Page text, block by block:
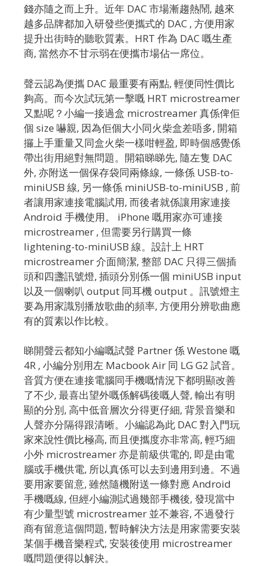
錢亦隨之而上升。近年 DAC 市場漸趨熱鬧, 越來
越多品牌都加入研發些便攜式的 DAC , 方便用家
提升出街時的聽歌質素。HRT 作為 DAC 嘅生產
商, 當然亦不甘示弱在便攜市場佔一席位。
聲云認為便攜 DAC 最重要有兩點, 輕便同性價比
夠高。而今次試玩第一擊嘅 HRT microstreamer
又點呢？小編一接過盒 microstreamer 真係俾佢
個 size 嚇親, 因為佢個大小同火柴盒差唔多, 開箱
攞上手重量又同盒火柴一樣咁輕盈, 即時個感覺係
帶出街用絕對無問題。開箱睇睇先, 隨左隻 DAC
外, 亦附送一個保存袋同兩條線, 一條係 USB-to-
miniUSB 線, 另一條係 miniUSB-to-miniUSB , 前
者讓用家連接電腦試用, 而後者就係讓用家連接
Android 手機使用。 iPhone 嘅用家亦可連接
microstreamer , 但需要另行購買一條
lightening-to-miniUSB 線。設計上 HRT
microstreamer 介面簡潔, 整部 DAC 只得三個插
頭和四盞訊號燈, 插頭分別係一個 miniUSB input
以及一個喇叭 output 同耳機 output 。訊號燈主
要為用家識別播放歌曲的頻率, 方便用分辨歌曲應
有的質素以作比較。
睇開聲云都知小編嘅試聲 Partner 係 Westone 嘅
4R , 小編分別用左 Macbook Air 同 LG G2 試音。
音質方便在連接電腦同手機嘅情況下都明顯改善
了不少, 最喜出望外嘅係解碼後嘅人聲, 輸出有明
顯的分別, 高中低音層次分得更仔細, 背景音樂和
人聲亦分隔得跟清晰。小編認為此 DAC 對入門玩
家來說性價比極高, 而且便攜度亦非常高, 輕巧細
小外 microstreamer 亦是前級供電的, 即是由電
腦或手機供電, 所以真係可以去到邊用到邊。不過
要用家要留意, 雖然隨機附送一條對應 Android
手機嘅線, 但經小編測試過幾部手機後, 發現當中
有少量型號 microstreamer 並不兼容, 不過發行
商有留意這個問題, 暫時解決方法是用家需要安裝
某個手機音樂程式, 安裝後使用 microstreamer
嘅問題便得以解決。